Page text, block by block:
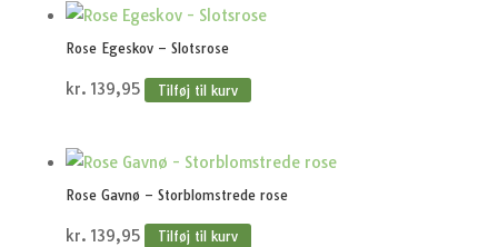
Rose Egeskov – Slotsrose
kr. 139,95 Tilføj til kurv
Rose Gavnø – Storblomstrede rose
kr. 139,95 Tilføj til kurv